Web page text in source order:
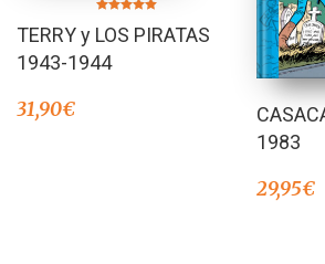
5.00
de 5
TERRY y LOS PIRATAS
1943-1944
31,90€
1983
29,95€